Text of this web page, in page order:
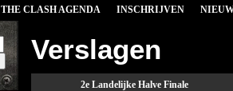
THE CLASH AGENDA INSCHRIJVEN
Verslagen
2e Landelijke Halve Finale